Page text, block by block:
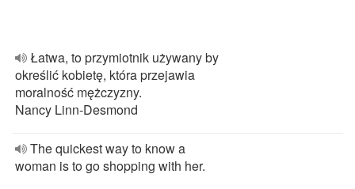
Łatwa, to przymiotnik używany by
określić kobietę, która przejawia
moralność mężczyzny.
Nancy Linn-Desmond
The quickest way to know a
woman is to go shopping with her.